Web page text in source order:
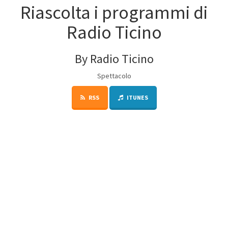
Riascolta i programmi di
Radio Ticino
By Radio Ticino
Spettacolo
RSS ITUNES